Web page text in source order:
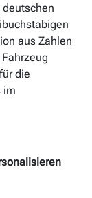
aus Zahlen
die
im